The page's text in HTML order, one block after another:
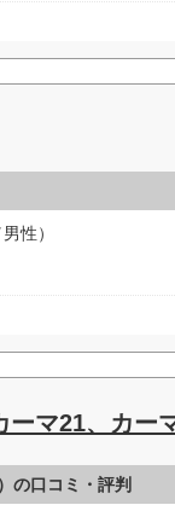
性）
マ21、カーマ
の口コミ・評判